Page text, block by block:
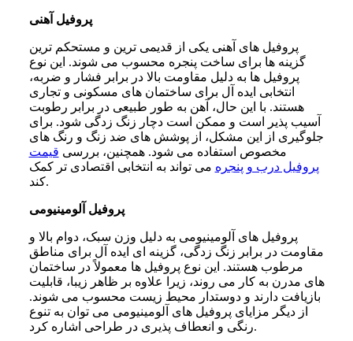
پروفیل آهنی
پروفیل های آهنی یکی از قدیمی ترین و مستحکم ترین
گزینه ها برای ساخت پنجره محسوب می شوند. این نوع
پروفیل ها به دلیل مقاومت بالا در برابر فشار و ضربه،
انتخابی ایده آل برای ساختمان های مسکونی و تجاری
هستند. با این حال، آهن به طور طبیعی در برابر رطوبت
آسیب پذیر است و ممکن است دچار زنگ زدگی شود. برای
جلوگیری از این مشکل، از پوشش های ضد زنگ و رنگ های
مخصوص استفاده می شود. همچنین، بررسی قیمت
پروفیل درب و پنجره می تواند به انتخابی اقتصادی تر کمک
کند.
پروفیل آلومینیومی
پروفیل های آلومینیومی به دلیل وزن سبک، دوام بالا و
مقاومت در برابر زنگ زدگی، گزینه ای ایده آل برای مناطق
مرطوب هستند. این نوع پروفیل ها معمولاً در ساختمان
های مدرن به کار می روند، زیرا علاوه بر ظاهر زیبا، قابلیت
بازیافت دارند و دوستدار محیط زیست محسوب می شوند.
از دیگر مزایای پروفیل های آلومینیومی می توان به تنوع
رنگی و انعطاف پذیری در طراحی اشاره کرد.